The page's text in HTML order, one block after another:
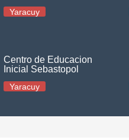
Yaracuy
Centro de Educacion
Inicial Sebastopol
Yaracuy